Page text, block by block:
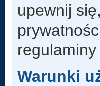
upewnij
Warunki